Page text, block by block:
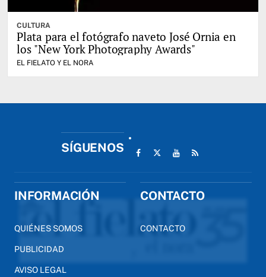
CULTURA
Plata para el fotógrafo naveto José Ornia en
los "New York Photography Awards"
EL FIELATO Y EL NORA
SÍGUENOS
INFORMACIÓN
QUIÉNES SOMOS
PUBLICIDAD
AVISO LEGAL
CONTACTO
CONTACTO